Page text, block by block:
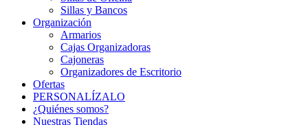
Sillas y Bancos
Organización
Armarios
Cajas Organizadoras
Cajoneras
Organizadores de Escritorio
Ofertas
PERSONALÍZALO
¿Quiénes somos?
Nuestras Tiendas